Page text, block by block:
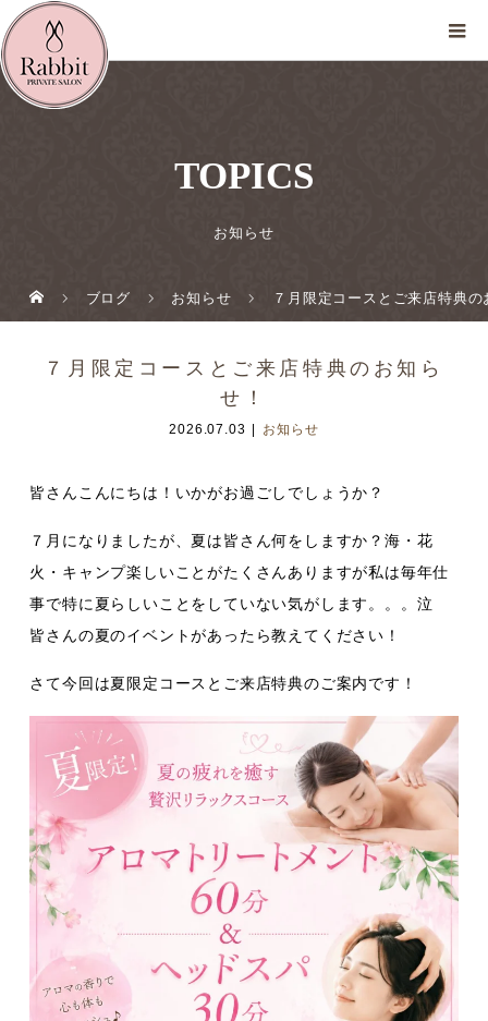
TOPICS
お知らせ
ブログ お知らせ ７月限定コースとご来店特典の
７月限定コースとご来店特典のお知ら
せ！
2026.07.03 お知らせ
皆さんこんにちは！いかがお過ごしでしょうか？
７月になりましたが、夏は皆さん何をしますか？海・花
火・キャンプ楽しいことがたくさんありますが私は毎年仕
事で特に夏らしいことをしていない気がします。。。泣
皆さんの夏のイベントがあったら教えてください！
さて今回は夏限定コースとご来店特典のご案内です！